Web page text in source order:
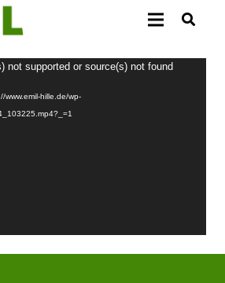
not supported or source(s) not found
www.emil-hille.de/wp-